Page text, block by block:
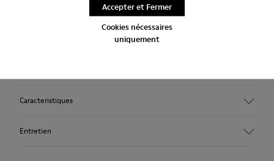
Cookies nécessaires
uniquement
Accepter et Fermer
emblématique. Dotée d’une semelle extérieure
caractéristique d’inspiration sportive, composée de 87
sphères, chaque paire est confectionnée à la main à partir de
Caracteristiques
Entretien